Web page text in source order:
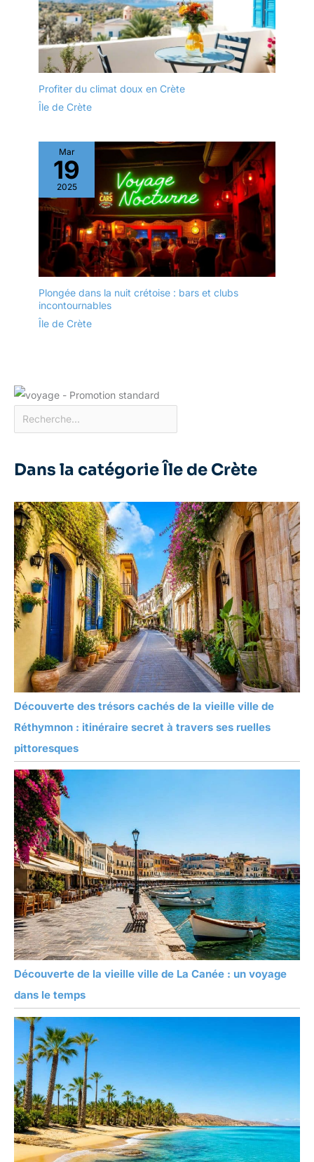
Profiter du climat doux en Crète
Île de Crète
Mar
19
2025
Plongée dans la nuit crétoise : bars et clubs
incontournables
Île de Crète
Dans la catégorie Île de Crète
Découverte des trésors cachés de la vieille ville de
Réthymnon : itinéraire secret à travers ses ruelles
pittoresques
Découverte de la vieille ville de La Canée : un voyage
dans le temps